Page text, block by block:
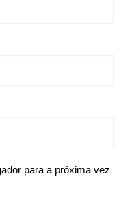
para a próxima vez